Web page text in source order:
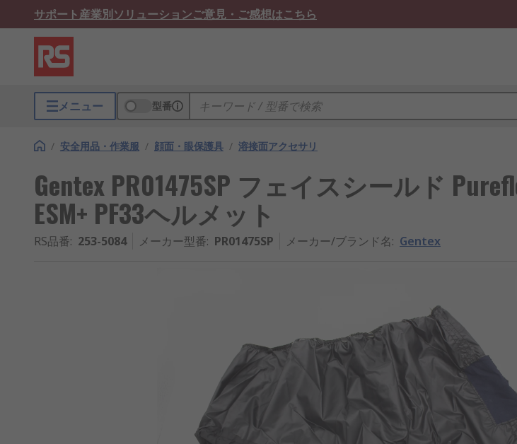
サポート産業別ソリューションご意見・ご感想はこちら
メニュー 型番
/ 安全用品・作業服 / 顔面・眼保護具 / 溶接面アクセサリ
Gentex PR01475SP フェイスシールド
ESM+ PF33ヘルメット
RS品番: 253-5084 メーカー型番: PR01475SP メーカー/ブランド名: Gentex